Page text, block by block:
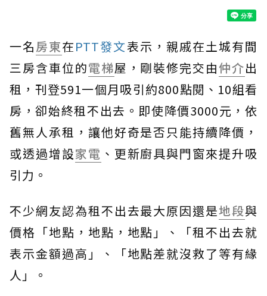
一名房東在PTT發文表示，親戚在土城有間
三房含車位的電梯屋，剛裝修完交由仲介出
租，刊登591一個月吸引約800點閱、10組看
房，卻始終租不出去。即使降價3000元，依
舊無人承租，讓他好奇是否只能持續降價，
或透過增設家電 、更新廚具與門窗來提升吸
引力。
不少網友認為租不出去最大原因還是地段與
價格「地點，地點，地點」、「租不出去就
表示金額過高」、「地點差就沒救了等有緣
人」。